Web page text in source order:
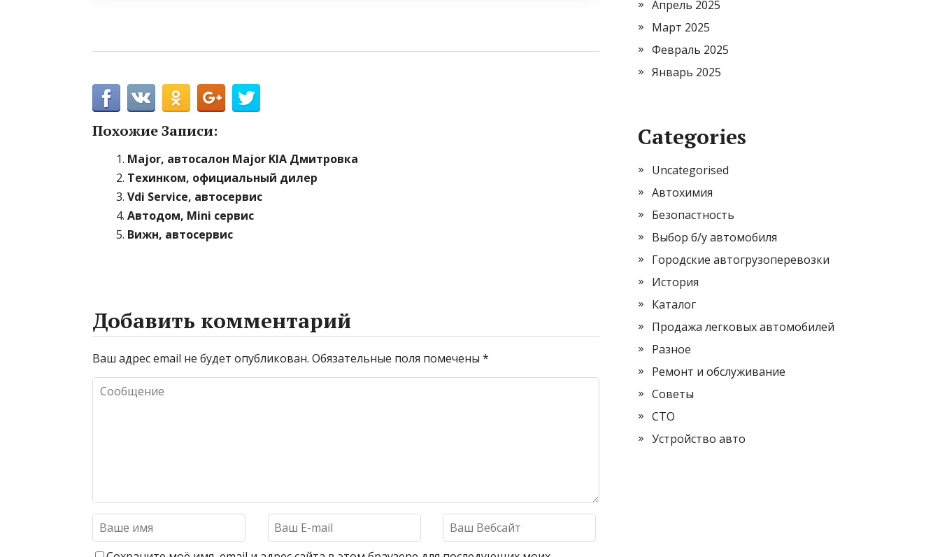
Похожие Записи:
Major, автосалон Major KIA Дмитровка
Техинком, официальный дилер
Vdi Service, автосервис
Автодом, Mini сервис
Вижн, автосервис
Добавить комментарий
Ваш адрес email не будет опубликован. Обязательные поля помечены *
Апрель 2025
Март 2025
Февраль 2025
Январь 2025
Categories
Uncategorised
Автохимия
Безопастность
Выбор б/у автомобиля
Городские автогрузоперевозки
История
Каталог
Продажа легковых автомобилей
Разное
Ремонт и обслуживание
Советы
СТО
Устройство авто